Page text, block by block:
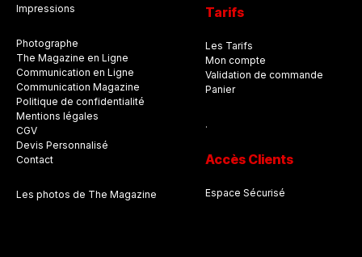
Impressions
Photographe
The Magazine en Ligne
Communication en Ligne
Communication Magazine
Politique de confidentialité
Mentions légales
CGV
Devis Personnalisé
Contact
Les photos de The Magazine
Tarifs
Les Tarifs
Mon compte
Validation de commande
Panier
.
Accès Clients
Espace Sécurisé